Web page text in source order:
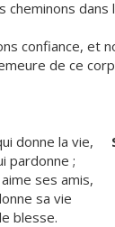
cheminons dans
confiance, et
de ce
donne la vie,
pardonne ;
ses amis,
sa vie
blesse.